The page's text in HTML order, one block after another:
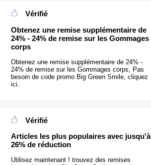
Vérifié
Obtenez une remise supplémentaire de
24% - 24% de remise sur les Gommages
corps
Obtenez une remise supplémentaire de 24% -
24% de remise sur les Gommages corps, Pas
besoin de code promo Big Green Smile, cliquez
ici.
Vérifié
Articles les plus populaires avec jusqu'à
26% de réduction
Utilisez maintenant ! trouvez des remises